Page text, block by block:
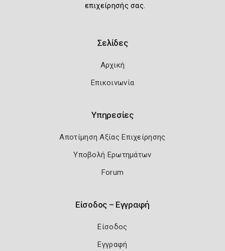
επιχείρησής σας.
Σελίδες
Αρχική
Επικοινωνία
Υπηρεσίες
Αποτίμηση Αξίας Επιχείρησης
Υποβολή Ερωτημάτων
Forum
Είσοδος – Εγγραφή
Είσοδος
Εγγραφή